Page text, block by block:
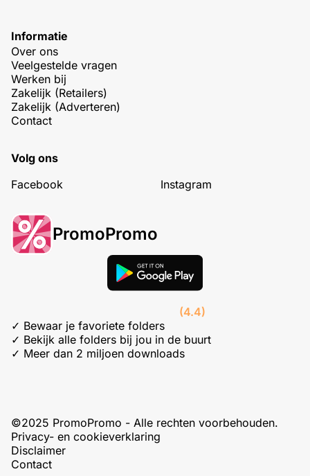
Informatie
Over ons
Veelgestelde vragen
Werken bij
Zakelijk (Retailers)
Zakelijk (Adverteren)
Contact
Volg ons
Facebook
Instagram
PromoPromo
(4.4)
✓ Bewaar je favoriete folders
✓ Bekijk alle folders bij jou in de buurt
✓ Meer dan 2 miljoen downloads
©2025 PromoPromo - Alle rechten voorbehouden.
Privacy- en cookieverklaring
Disclaimer
Contact